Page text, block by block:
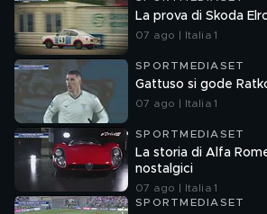
La prova di Skoda
07 ago | Italia 1
SPORTMEDIASET
Gattuso si gode
07 ago | Italia 1
SPORTMEDIASET
La storia di Alfa
nostalgici
07 ago | Italia 1
SPORTMEDIASET